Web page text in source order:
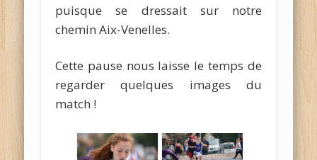
puisque se dressait sur notre
chemin Aix-Venelles.
Cette pause nous laisse le temps de
regarder quelques images du
match !